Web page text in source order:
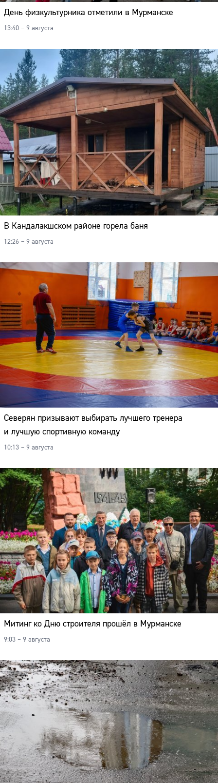
День физкультурника отметили в Мурманске
13:40 – 9 августа
В Кандалакшском районе горела баня
12:26 – 9 августа
Северян призывают выбирать лучшего тренера
и лучшую спортивную команду
10:13 – 9 августа
Митинг ко Дню строителя прошёл в Мурманске
9:03 – 9 августа